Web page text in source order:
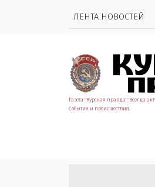
ЛЕНТА НОВОСТЕЙ
Газета "Курская правда". Всегда
События и происшествия.